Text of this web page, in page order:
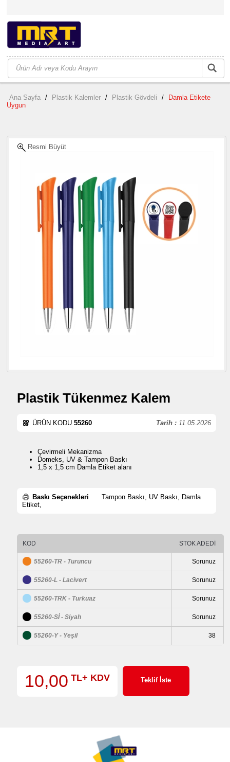
Ana Sayfa / Plastik Kalemler / Plastik Gövdeli /
Damla Etikete
Uygun
Resmi Büyüt
Plastik Tükenmez Kalem
Tarih : 11.05.2026
ÜRÜN KODU 55260
Çevirmeli Mekanizma
Domeks, UV & Tampon Baskı
1,5 x 1,5 cm Damla Etiket alanı
Baskı Seçenekleri
Tampon Baskı, UV Baskı, Damla
Etiket,
KOD STOK ADEDİ
55260-TR - Turuncu Sorunuz
55260-L - Lacivert Sorunuz
55260-TRK - Turkuaz Sorunuz
55260-Sİ - Siyah Sorunuz
55260-Y - Yeşil 38
10,00 TL+ KDV Teklif İste